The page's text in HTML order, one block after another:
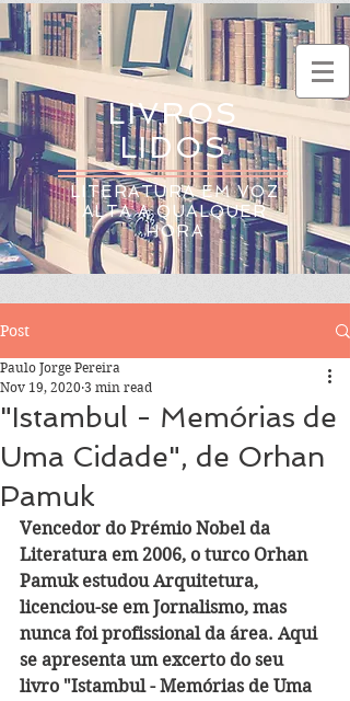
LIVROS
LIDOS
LITERATURA EM VOZ
ALTA A QUALQUER
HORA
Post
"Istambul - Memórias de
Uma Cidade", de Orhan
Pamuk
Paulo Jorge Pereira
Nov 19, 2020 3 min read
Vencedor do Prémio Nobel da
Literatura em 2006, o turco Orhan
Pamuk estudou Arquitetura,
licenciou-se em Jornalismo, mas
nunca foi profissional da área. Aqui
se apresenta um excerto do seu
livro "Istambul - Memórias de Uma